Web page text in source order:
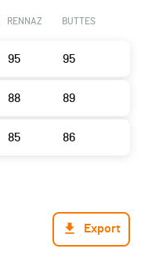
RENNAZ BUTTES
95 95
88 89
85 86
Export